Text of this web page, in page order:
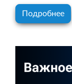
Подробнее